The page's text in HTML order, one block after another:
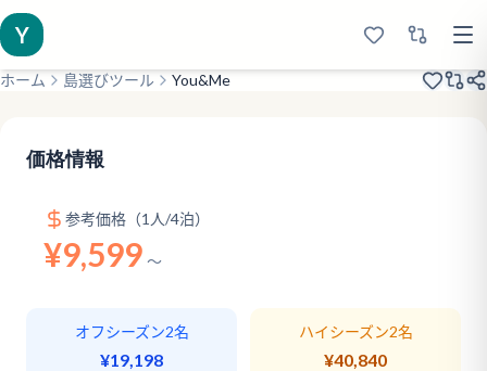
Y
ホーム 島選びツール You&Me
価格情報
参考価格（1人/4泊）
¥9,599 〜
オフシーズン2名
¥19,198
ハイシーズン2名
¥40,840